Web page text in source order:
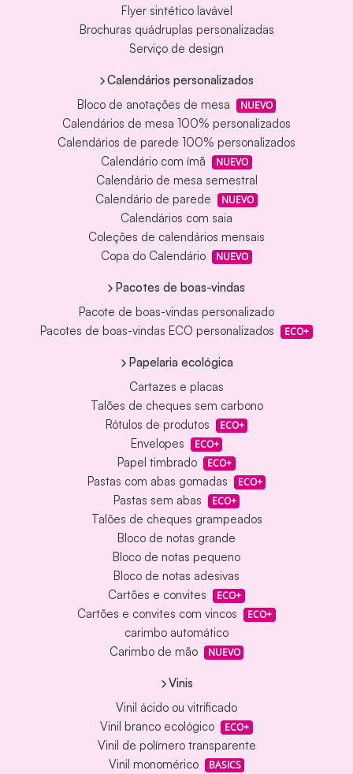
Flyer sintético lavável
Brochuras quádruplas personalizadas
Serviço de design
Calendários personalizados
Bloco de anotações de mesa
NUEVO
Calendários de mesa 100% personalizados
Calendários de parede 100% personalizados
Calendário com ímã
NUEVO
Calendário de mesa semestral
Calendário de parede
NUEVO
Calendários com saia
Coleções de calendários mensais
Copa do Calendário
NUEVO
Pacotes de boas-vindas
Pacote de boas-vindas personalizado
Pacotes de boas-vindas ECO personalizados
ECO+
Papelaria ecológica
Cartazes e placas
Talões de cheques sem carbono
Rótulos de produtos
ECO+
Envelopes ECO+
Papel timbrado ECO+
Pastas com abas gomadas ECO+
Pastas sem abas ECO+
Talões de cheques grampeados
Bloco de notas grande
Bloco de notas pequeno
Bloco de notas adesivas
Cartões e convites
ECO+
Cartões e convites com vincos ECO+
carimbo automático
Carimbo de mão
NUEVO
Vinis
Vinil ácido ou vitrificado
Vinil branco ecológico
ECO+
Vinil de polímero transparente
Vinil monomérico
BASICS